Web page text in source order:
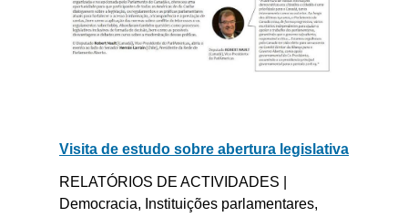
Visita de estudo sobre abertura legislativa
RELATÓRIOS DE ACTIVIDADES |
Democracia, Instituições parlamentares,